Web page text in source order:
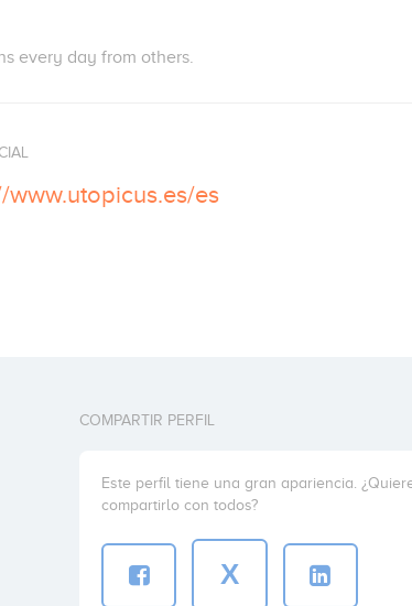
every day from others.
www.utopicus.es/es
COMPARTIR PERFIL
Este perfil tiene una gran apariencia.
compartirlo con todos?
X